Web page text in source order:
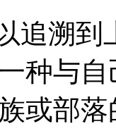
追溯
种与
或部